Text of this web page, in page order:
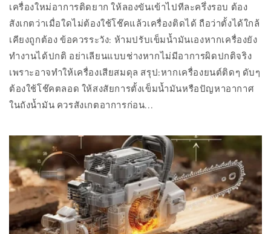
เครื่องใหม่อาการติดยาก ให้ลองขันเข้าไปทีละครึ่งรอบ ต้อง
สังเกตว่าเมื่อใดไม่ต้องใช้โช๊คแล้วเครื่องติดได้ ถือว่าตั้งได้ใกล้
เคียงถูกต้อง ข้อควรระวัง: ห้ามปรับเข็มน้ำมันเองหากเครื่องยัง
ทำงานได้ปกติ อย่าเลียนแบบช่างหากไม่มีอาการผิดปกติจริง
เพราะอาจทำให้เครื่องเสียสมดุล สรุป:หากเครื่องยนต์ติดๆ ดับๆ
ต้องใช้โช๊คตลอด ให้สงสัยการตั้งเข็มน้ำมันหรือปัญหาอากาศ
ในถังน้ำมัน ควรสังเกตอาการก่อน...